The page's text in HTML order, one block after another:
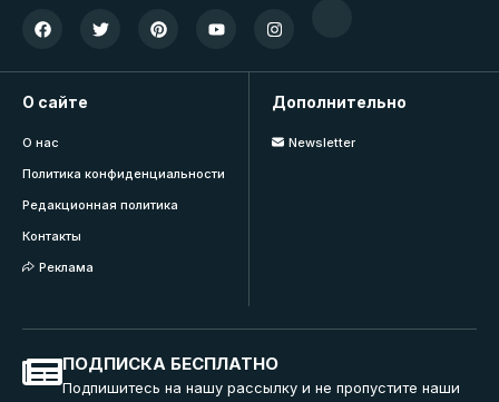
О сайте
О нас
Политика конфиденциальности
Редакционная политика
Контакты
Реклама
Дополнительно
Newsletter
ПОДПИСКА БЕСПЛАТНО
Подпишитесь на нашу рассылку и не пропустите наши